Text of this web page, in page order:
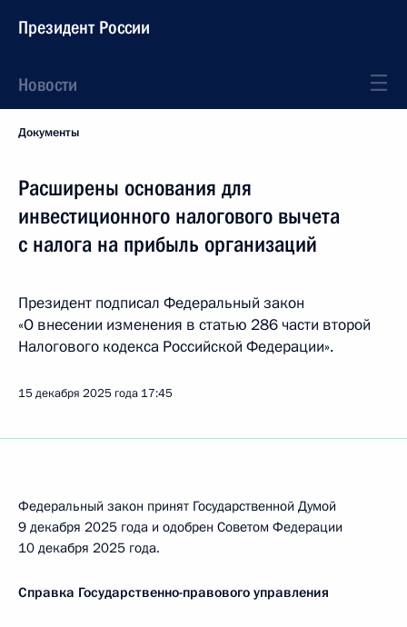
Президент России
Новости
Документы
Расширены основания для
инвестиционного налогового вычета
с налога на прибыль организаций
Президент подписал Федеральный закон
«О внесении изменения в статью 286 части второй
Налогового кодекса Российской Федерации».
15 декабря 2025 года 17:45
Федеральный закон принят Государственной Думой
9 декабря 2025 года и одобрен Советом Федерации
10 декабря 2025 года.
Справка Государственно-правового управления